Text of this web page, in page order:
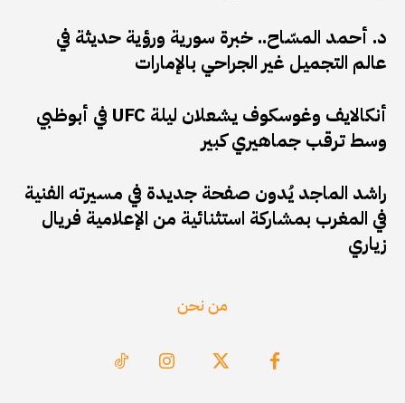
د. أحمد المسّاح.. خبرة سورية ورؤية حديثة في
عالم التجميل غير الجراحي بالإمارات
أنكالايف وغوسكوف يشعلان ليلة UFC في أبوظبي
وسط ترقب جماهيري كبير
راشد الماجد يُدون صفحة جديدة في مسيرته الفنية
في المغرب بمشاركة استثنائية من الإعلامية فريال
زياري
من نحن